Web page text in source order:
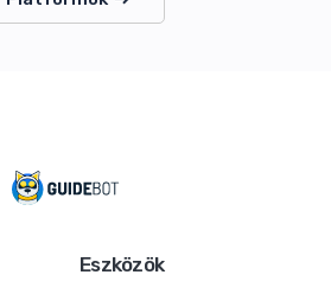
Eszközök